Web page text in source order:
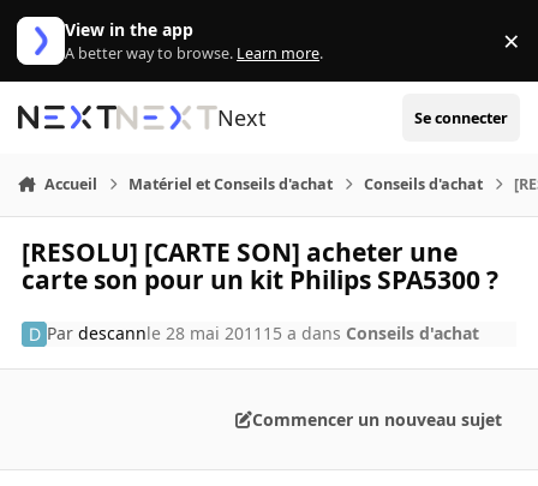
Aller au contenu
View in the app
A better way to browse. Learn more. ×
Next Se connecter
Accueil Matériel et Conseils d'achat Conseils d'achat
[RESOLU] [CARTE SON] acheter une
carte son pour un kit Philips SPA5300 ?
Pardescannle 28 mai 2011 15 a dans Conseils d'achat
Commencer un nouveau sujet